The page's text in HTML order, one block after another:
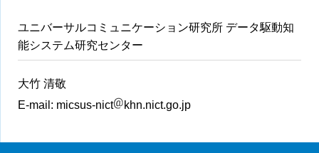
ユニバーサルコミュニケーション研究所 データ駆動知
能システム研究センター
大竹 清敬
E-mail: micsus-nict khn.nict.go.jp